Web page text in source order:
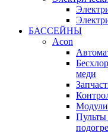
БАССЕЙНЫ
Acon
меди
Модули
Пульты